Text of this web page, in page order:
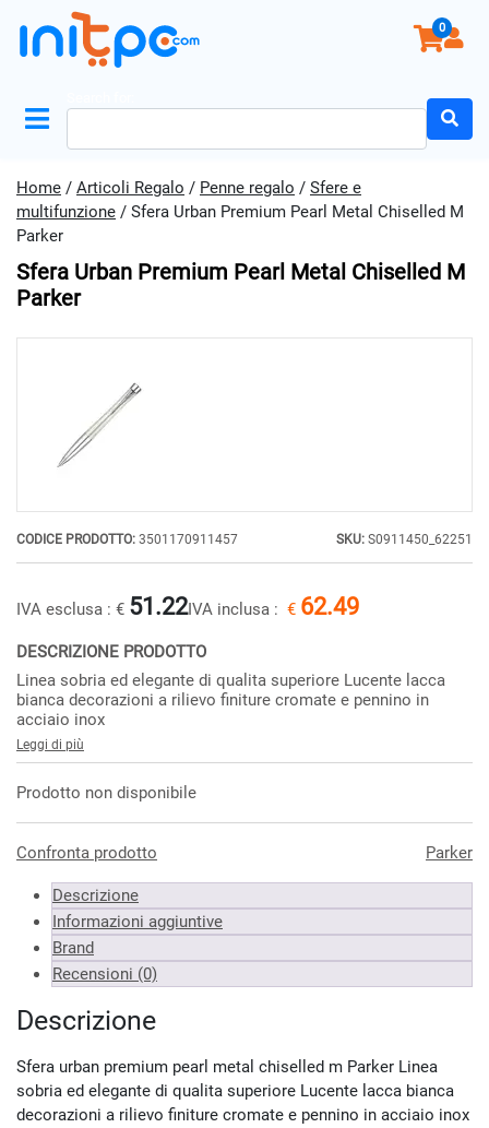
0
Home / Articoli Regalo / Penne regalo / Sfere e
multifunzione / Sfera Urban Premium Pearl Metal Chiselled M
Parker
Sfera Urban Premium Pearl Metal Chiselled M
Parker
CODICE PRODOTTO: 3501170911457 SKU: S0911450_62251
IVA esclusa : € 51.22IVA inclusa : € 62.49
DESCRIZIONE PRODOTTO
Linea sobria ed elegante di qualita superiore Lucente lacca
bianca decorazioni a rilievo finiture cromate e pennino in
acciaio inox
Leggi di più
Prodotto non disponibile
Confronta prodotto Parker
Descrizione
Informazioni aggiuntive
Brand
Recensioni (0)
Descrizione
Sfera urban premium pearl metal chiselled m Parker Linea
sobria ed elegante di qualita superiore Lucente lacca bianca
decorazioni a rilievo finiture cromate e pennino in acciaio inox